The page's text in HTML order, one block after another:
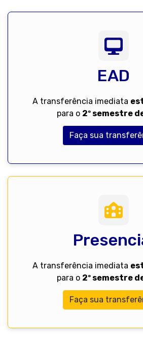
EAD
A transferência imediata
para o 2º semestre
Faça sua
A transferência imediata
para o 2º semestre
Faça sua